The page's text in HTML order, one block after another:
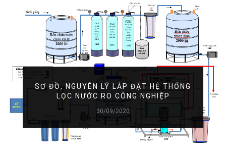
SƠ ĐỒ, NGUYÊN LÝ LẮP ĐẶT HỆ THỐNG
LỌC NƯỚC RO CÔNG NGHIỆP
30/09/2020